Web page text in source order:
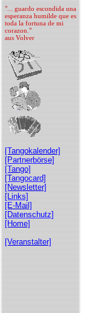
"... guardo escondida una
esperanza humilde que es
toda la fortuna de mi
corazon."
aus Volver
[Tangokalender]
[Partnerbörse]
[Tango]
[Tangocard]
[Newsletter]
[Links]
[E-Mail]
[Datenschutz]
[Home]
[Veranstalter]